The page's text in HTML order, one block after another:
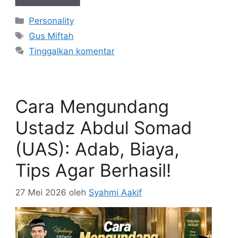
Kategori
Personality
Tag
Gus Miftah
Tinggalkan komentar
Cara Mengundang
Ustadz Abdul Somad
(UAS): Adab, Biaya,
Tips Agar Berhasil!
27 Mei 2026 oleh Syahmi Aakif